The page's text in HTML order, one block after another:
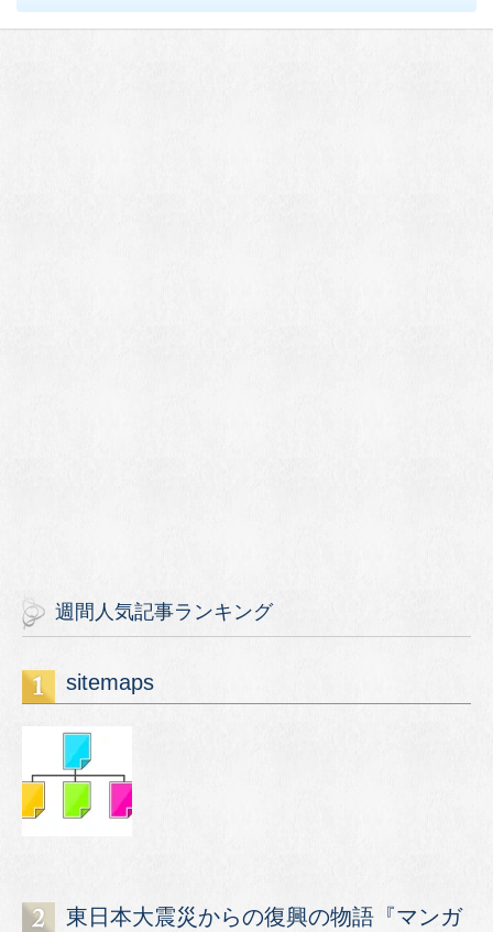
週間人気記事ランキング
sitemaps
東日本大震災からの復興の物語『マンガ